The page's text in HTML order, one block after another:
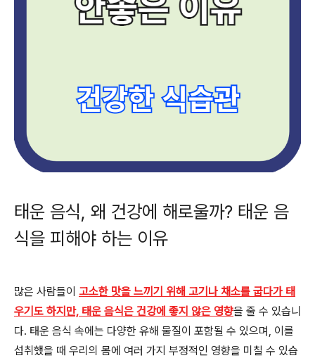
태운 음식, 왜 건강에 해로울까? 태운 음
식을 피해야 하는 이유
많은 사람들이 고소한 맛을 느끼기 위해 고기나 채소를 굽다가 태
우기도 하지만, 태운 음식은 건강에 좋지 않은 영향을 줄 수 있습니
다. 태운 음식 속에는 다양한 유해 물질이 포함될 수 있으며, 이를
섭취했을 때 우리의 몸에 여러 가지 부정적인 영향을 미칠 수 있습